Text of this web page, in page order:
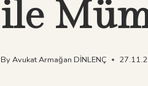
ile
ByAvukat Armağan DİNLENÇ